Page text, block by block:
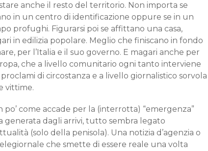
anche il resto del territorio. Non importa se
in un centro di identificazione oppure se in un
profughi. Figurarsi poi se affittano una casa,
in edilizia popolare. Meglio che finiscano in fondo
per l’Italia e il suo governo. E magari anche per
che a livello comunitario ogni tanto interviene
di circostanza e a livello giornalistico sorvola
vittime.
po’ come accade per la (interrotta) “emergenza”
generata dagli arrivi, tutto sembra legato
(solo della penisola). Una notizia d’agenzia o
che smette di essere reale una volta